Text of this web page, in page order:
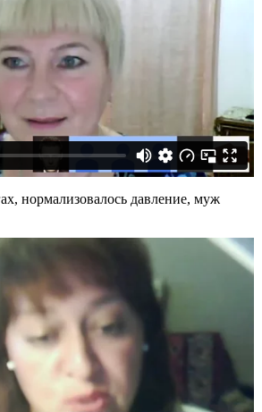
нормализовалось давление, муж